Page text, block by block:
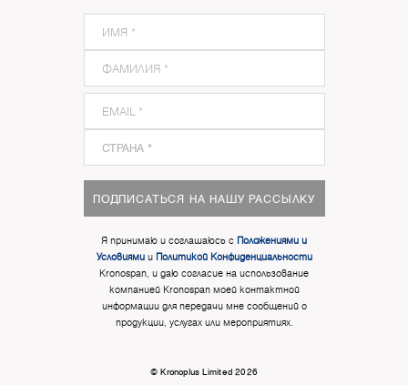
ПОДПИСАТЬСЯ НА НАШУ РАССЫЛКУ
Я принимаю и соглашаюсь с Положениями и
Условиямии Политикой Конфиденциальности
Kronospan, и даю согласие на использование
компанией Kronospan моей контактной
информации для передачи мне сообщений о
продукции, услугах или мероприятиях.
© Kronoplus Limited 2026